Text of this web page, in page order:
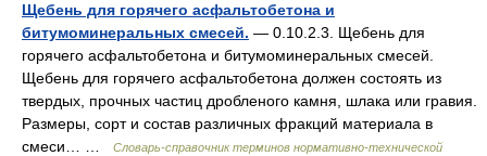
Щебень для горячего асфальтобетона и
битумоминеральных смесей. — 0.10.2.3. Щебень для
горячего асфальтобетона и битумоминеральных смесей.
Щебень для горячего асфальтобетона должен состоять из
твердых, прочных частиц дробленого камня, шлака или гравия.
Размеры, сорт и состав различных фракций материала в
смеси… …
Словарь-справочник терминов нормативно-технической